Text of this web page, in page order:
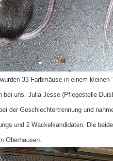
33 Farbmäuse in einem
uns. Julia Jesse (Pflegestelle
der Geschlechtertrennung und
und 2 Wackelkandidaten. Die
Oberhausen.